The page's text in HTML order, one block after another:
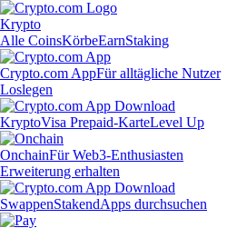
Krypto
Alle CoinsKörbeEarnStaking
Crypto.com AppFür alltägliche Nutzer
Loslegen
KryptoVisa Prepaid-KarteLevel Up
OnchainFür Web3-Enthusiasten
Erweiterung erhalten
SwappenStakendApps durchsuchen